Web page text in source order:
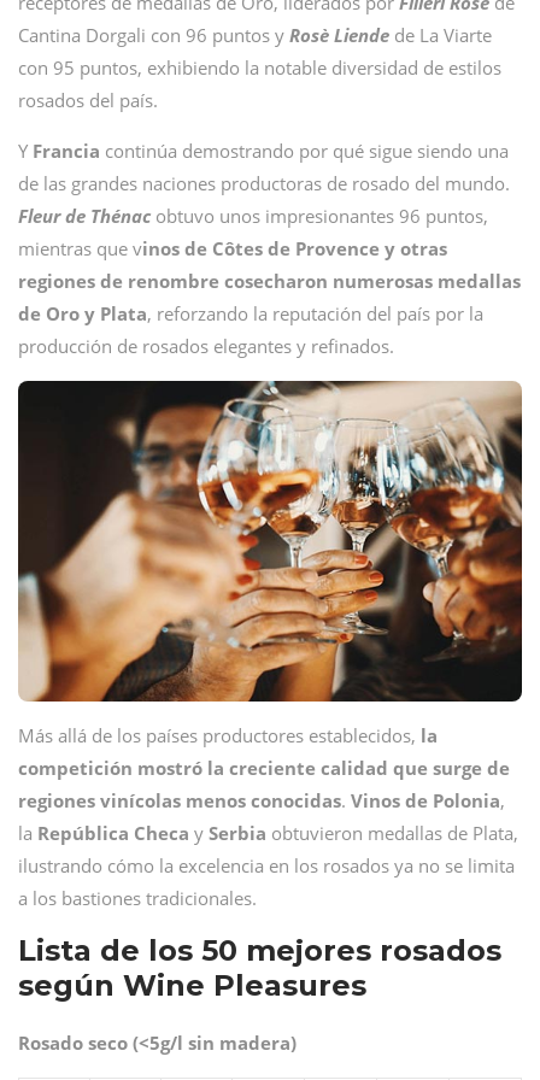
Cantina Dorgali con 96 puntos y Rosè Liende de La Viarte
con 95 puntos, exhibiendo la notable diversidad de estilos
rosados del país.
Y Francia continúa demostrando por qué sigue siendo una
de las grandes naciones productoras de rosado del mundo.
Fleur de Thénac obtuvo unos impresionantes 96 puntos,
mientras que vinos de Côtes de Provence y otras
regiones de renombre cosecharon numerosas medallas
de Oro y Plata, reforzando la reputación del país por la
producción de rosados elegantes y refinados.
Más allá de los países productores establecidos, la
competición mostró la creciente calidad que surge de
regiones vinícolas menos conocidas. Vinos de Polonia,
la República Checa y Serbia obtuvieron medallas de Plata,
ilustrando cómo la excelencia en los rosados ya no se limita
a los bastiones tradicionales.
Lista de los 50 mejores rosados
según Wine Pleasures
Rosado seco (<5g/l sin madera)